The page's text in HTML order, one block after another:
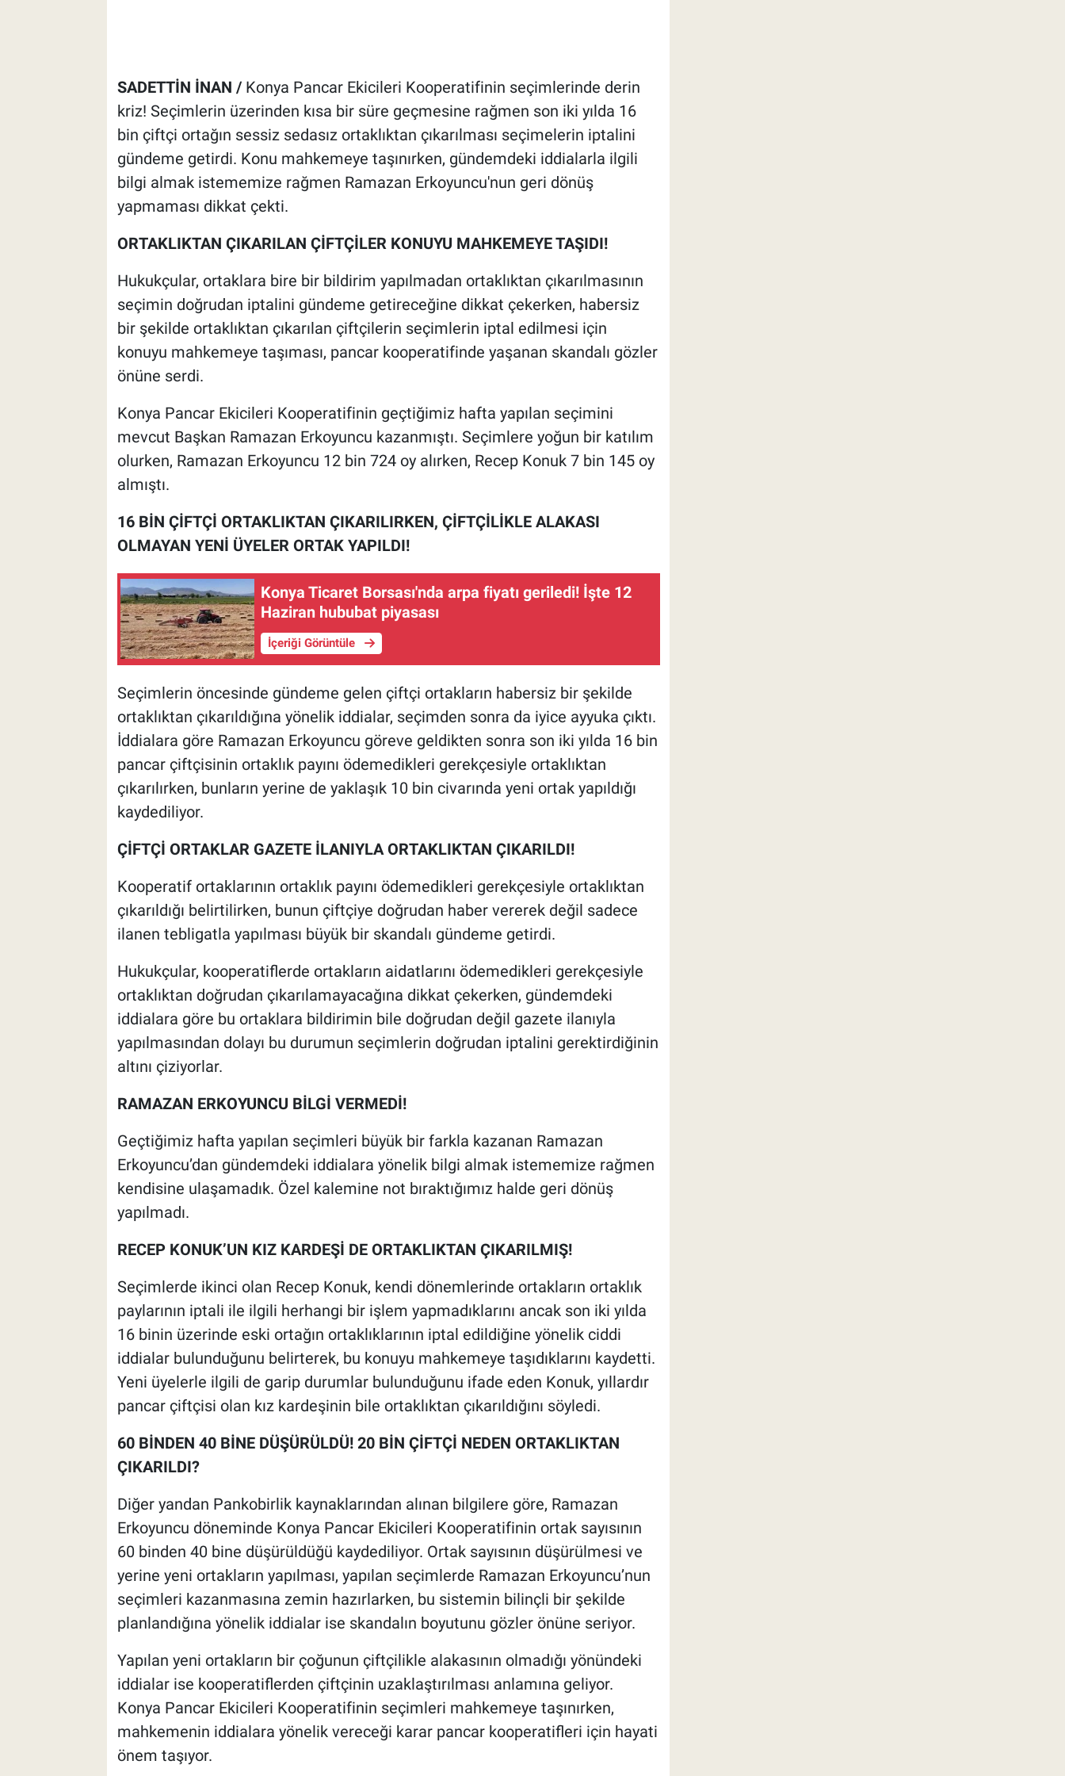
SADETTİN İNAN / Konya Pancar Ekicileri Kooperatifinin seçimlerinde derin
kriz! Seçimlerin üzerinden kısa bir süre geçmesine rağmen son iki yılda 16
bin çiftçi ortağın sessiz sedasız ortaklıktan çıkarılması seçimelerin iptalini
gündeme getirdi. Konu mahkemeye taşınırken, gündemdeki iddialarla ilgili
bilgi almak istememize rağmen Ramazan Erkoyuncu'nun geri dönüş
yapmaması dikkat çekti.
ORTAKLIKTAN ÇIKARILAN ÇİFTÇİLER KONUYU MAHKEMEYE TAŞIDI!
Hukukçular, ortaklara bire bir bildirim yapılmadan ortaklıktan çıkarılmasının
seçimin doğrudan iptalini gündeme getireceğine dikkat çekerken, habersiz
bir şekilde ortaklıktan çıkarılan çiftçilerin seçimlerin iptal edilmesi için
konuyu mahkemeye taşıması, pancar kooperatifinde yaşanan skandalı gözler
önüne serdi.
Konya Pancar Ekicileri Kooperatifinin geçtiğimiz hafta yapılan seçimini
mevcut Başkan Ramazan Erkoyuncu kazanmıştı. Seçimlere yoğun bir katılım
olurken, Ramazan Erkoyuncu 12 bin 724 oy alırken, Recep Konuk 7 bin 145 oy
almıştı.
16 BİN ÇİFTÇİ ORTAKLIKTAN ÇIKARILIRKEN, ÇİFTÇİLİKLE ALAKASI
OLMAYAN YENİ ÜYELER ORTAK YAPILDI!
Konya Ticaret Borsası'nda arpa fiyatı geriledi! İşte 12
Haziran hububat piyasası
İçeriği Görüntüle
Seçimlerin öncesinde gündeme gelen çiftçi ortakların habersiz bir şekilde
ortaklıktan çıkarıldığına yönelik iddialar, seçimden sonra da iyice ayyuka çıktı.
İddialara göre Ramazan Erkoyuncu göreve geldikten sonra son iki yılda 16 bin
pancar çiftçisinin ortaklık payını ödemedikleri gerekçesiyle ortaklıktan
çıkarılırken, bunların yerine de yaklaşık 10 bin civarında yeni ortak yapıldığı
kaydediliyor.
ÇİFTÇİ ORTAKLAR GAZETE İLANIYLA ORTAKLIKTAN ÇIKARILDI!
Kooperatif ortaklarının ortaklık payını ödemedikleri gerekçesiyle ortaklıktan
çıkarıldığı belirtilirken, bunun çiftçiye doğrudan haber vererek değil sadece
ilanen tebligatla yapılması büyük bir skandalı gündeme getirdi.
Hukukçular, kooperatiflerde ortakların aidatlarını ödemedikleri gerekçesiyle
ortaklıktan doğrudan çıkarılamayacağına dikkat çekerken, gündemdeki
iddialara göre bu ortaklara bildirimin bile doğrudan değil gazete ilanıyla
yapılmasından dolayı bu durumun seçimlerin doğrudan iptalini gerektirdiğinin
altını çiziyorlar.
RAMAZAN ERKOYUNCU BİLGİ VERMEDİ!
Geçtiğimiz hafta yapılan seçimleri büyük bir farkla kazanan Ramazan
Erkoyuncu’dan gündemdeki iddialara yönelik bilgi almak istememize rağmen
kendisine ulaşamadık. Özel kalemine not bıraktığımız halde geri dönüş
yapılmadı.
RECEP KONUK’UN KIZ KARDEŞİ DE ORTAKLIKTAN ÇIKARILMIŞ!
Seçimlerde ikinci olan Recep Konuk, kendi dönemlerinde ortakların ortaklık
paylarının iptali ile ilgili herhangi bir işlem yapmadıklarını ancak son iki yılda
16 binin üzerinde eski ortağın ortaklıklarının iptal edildiğine yönelik ciddi
iddialar bulunduğunu belirterek, bu konuyu mahkemeye taşıdıklarını kaydetti.
Yeni üyelerle ilgili de garip durumlar bulunduğunu ifade eden Konuk, yıllardır
pancar çiftçisi olan kız kardeşinin bile ortaklıktan çıkarıldığını söyledi.
60 BİNDEN 40 BİNE DÜŞÜRÜLDÜ! 20 BİN ÇİFTÇİ NEDEN ORTAKLIKTAN
ÇIKARILDI?
Diğer yandan Pankobirlik kaynaklarından alınan bilgilere göre, Ramazan
Erkoyuncu döneminde Konya Pancar Ekicileri Kooperatifinin ortak sayısının
60 binden 40 bine düşürüldüğü kaydediliyor. Ortak sayısının düşürülmesi ve
yerine yeni ortakların yapılması, yapılan seçimlerde Ramazan Erkoyuncu’nun
seçimleri kazanmasına zemin hazırlarken, bu sistemin bilinçli bir şekilde
planlandığına yönelik iddialar ise skandalın boyutunu gözler önüne seriyor.
Yapılan yeni ortakların bir çoğunun çiftçilikle alakasının olmadığı yönündeki
iddialar ise kooperatiflerden çiftçinin uzaklaştırılması anlamına geliyor.
Konya Pancar Ekicileri Kooperatifinin seçimleri mahkemeye taşınırken,
mahkemenin iddialara yönelik vereceği karar pancar kooperatifleri için hayati
önem taşıyor.